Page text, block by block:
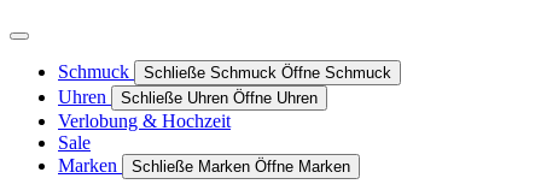
Schmuck Schließe Schmuck Öffne Schmuck
Uhren Schließe Uhren Öffne Uhren
Verlobung & Hochzeit
Sale
Marken
Schließe Marken Öffne Marken